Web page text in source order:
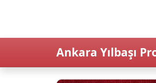
Ankara Yılbaşı